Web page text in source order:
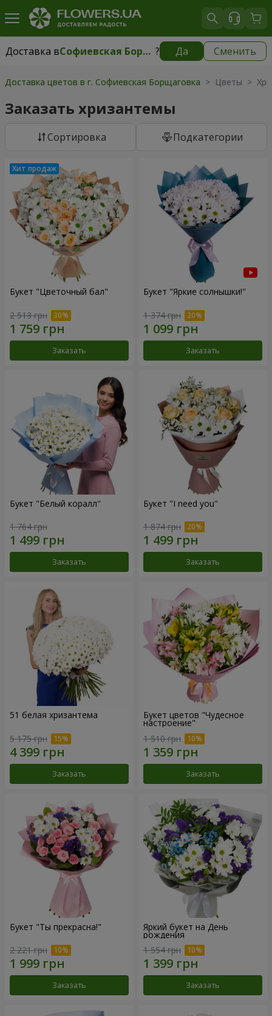
Доставка в Софиевская Борщаговка ? Да Сменить
Доставка вСофиевская Борщаговка|бесплатно
Доставка цветов в г. Софиевская Борщаговка > Цветы >
Заказать хризантемы
Cортировка Подкатегории
Букет "Цветочный бал"
2 513 грн
Заказать
Букет "Яркие солнышки!"
1 374 грн
Заказать
Букет "Белый коралл"
1 764 грн
Заказать
Букет "I need you"
1 874 грн
Заказать
51 белая хризантема
5 175 грн
Заказать
Букет цветов "Чудесное
настроение"
1 510 грн
Заказать
Букет "Ты прекрасна!"
2 221 грн
Заказать
Яркий букет на День
рождения
1 554 грн
Заказать